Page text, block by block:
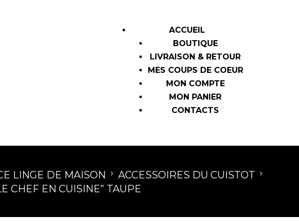
ACCUEIL
BOUTIQUE
LIVRAISON & RETOUR
MES COUPS DE COEUR
MON COMPTE
MON PANIER
CONTACTS
LINGE DE MAISON
ACCESSOIRES DU CUISTOT
CHEF EN CUISINE” TAUPE